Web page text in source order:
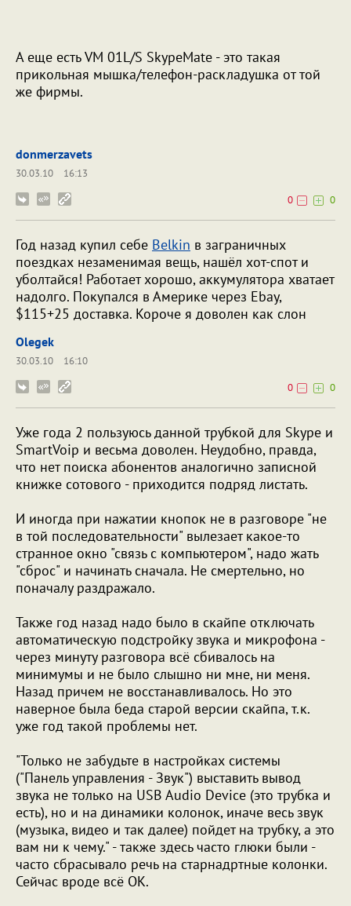
А еще есть VM 01L/S SkypeMate - это такая
прикольная мышка/телефон-раскладушка от той
же фирмы.
donmerzavets
30.03.10
16:13
0
0
Год назад купил себе Belkin в заграничных
поездках незаменимая вещь, нашёл хот-спот и
уболтайся! Работает хорошо, аккумулятора хватает
надолго. Покупался в Америке через Ebay,
$115+25 доставка. Короче я доволен как слон
Olegek
30.03.10
16:10
0
0
Уже года 2 пользуюсь данной трубкой для Skype и
SmartVoip и весьма доволен. Неудобно, правда,
что нет поиска абонентов аналогично записной
книжке сотового - приходится подряд листать.
И иногда при нажатии кнопок не в разговоре "не
в той последовательности" вылезает какое-то
странное окно "связь с компьютером", надо жать
"сброс" и начинать сначала. Не смертельно, но
поначалу раздражало.
Также год назад надо было в скайпе отключать
автоматическую подстройку звука и микрофона -
через минуту разговора всё сбивалось на
минимумы и не было слышно ни мне, ни меня.
Назад причем не восстанавливалось. Но это
наверное была беда старой версии скайпа, т.к.
уже год такой проблемы нет.
"Только не забудьте в настройках системы
("Панель управления - Звук") выставить вывод
звука не только на USB Audio Device (это трубка и
есть), но и на динамики колонок, иначе весь звук
(музыка, видео и так далее) пойдет на трубку, а это
вам ни к чему." - также здесь часто глюки были -
часто сбрасывало речь на старнадртные колонки.
Сейчас вроде всё ОК.